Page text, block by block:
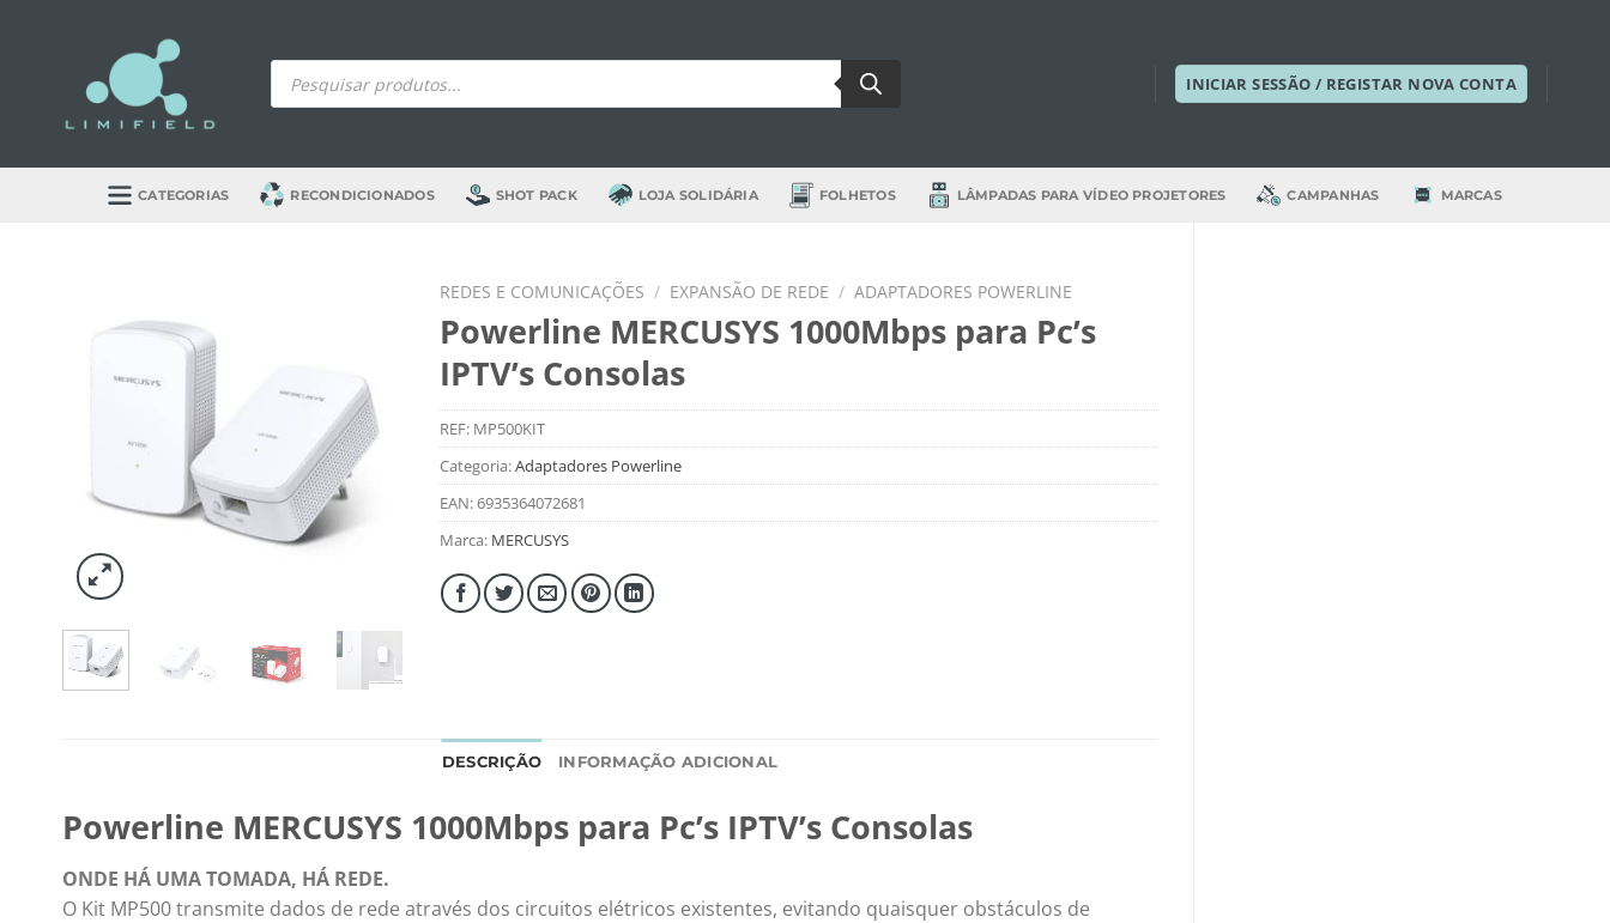
Products
search INICIAR SESSÃO / REGISTAR NOVA CONTA
CATEGORIAS RECONDICIONADOS SHOT PACK LOJA SOLIDÁRIA FOLHETOS LÂMPADAS PARA VÍDEO PROJETORES CAMPANHAS MARCAS
REDES E COMUNICAÇÕES / EXPANSÃO DE REDE / ADAPTADORES POWERLINE
Powerline MERCUSYS 1000Mbps para Pc’s
IPTV’s Consolas
REF: MP500KIT
Categoria:Adaptadores Powerline
EAN:6935364072681
Marca: MERCUSYS
DESCRIÇÃO INFORMAÇÃO ADICIONAL
Powerline MERCUSYS 1000Mbps para Pc’s IPTV’s Consolas
ONDE HÁ UMA TOMADA, HÁ REDE.
O Kit MP500 transmite dados de rede através dos circuitos elétricos existentes, evitando quaisquer obstáculos de